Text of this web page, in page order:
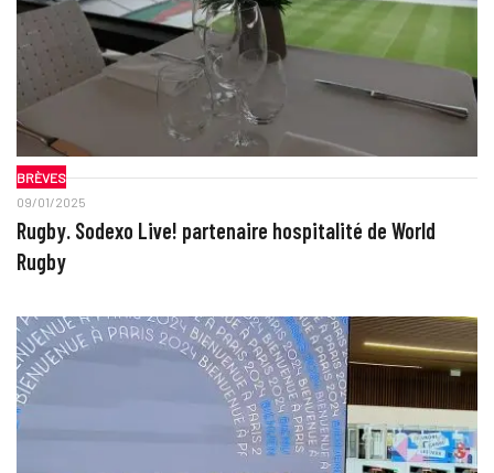
BRÈVES
09/01/2025
Rugby. Sodexo Live! partenaire hospitalité de World
Rugby